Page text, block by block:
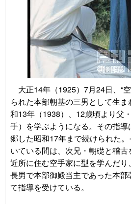
大正14年（1925）7月24日、“
られた本部朝基の三男として生
和13年（1938）、12歳頃より父
手）を学ぶようになる。その指
郷した昭和17年まで続けられた
いている間は、次兄・朝礎と稽
近所に住む空手家に型を学んだ
長男で本部御殿当主であった本
て指導を受けている。